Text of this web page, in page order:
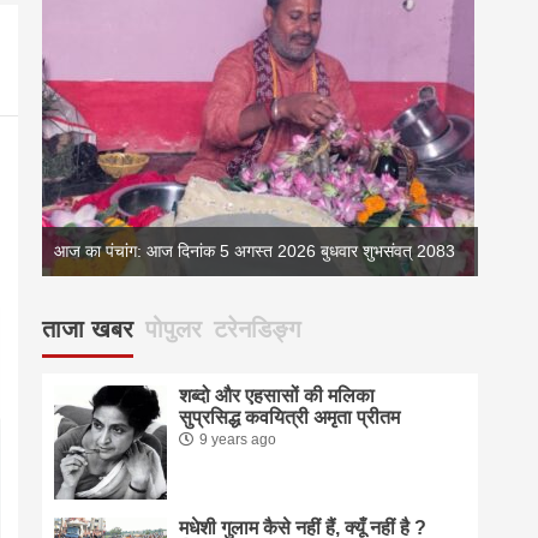
आज का पंचांग: आज दिनांक 5 अगस्त 2026 बुधवार शुभसंवत् 2083
ताजा खबर पोपुलर टरेनडिङ्ग
शब्दो और एहसासों की मलिका
सुप्रसिद्ध कवयित्री अमृता प्रीतम
9 years ago
मधेशी गुलाम कैसे नहीं हैं, क्यूँ नहीं है ?